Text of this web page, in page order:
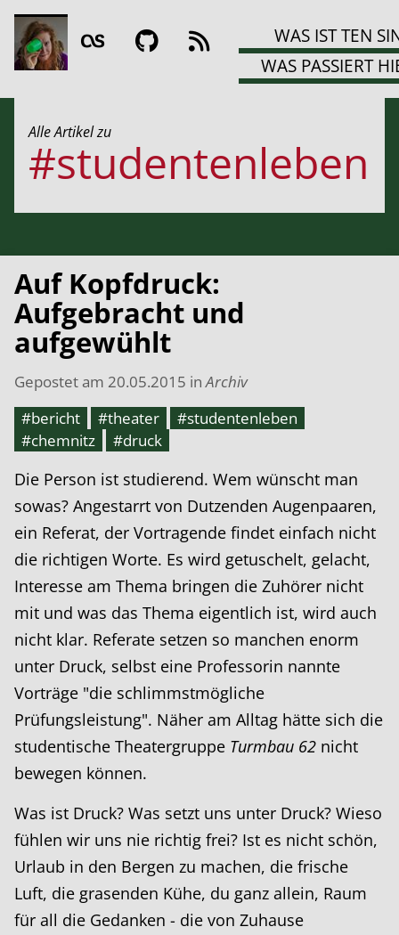
WAS IST TEN
WAS PASSIERT
Alle Artikel zu
#studentenleben
Auf Kopfdruck:
Aufgebracht und
aufgewühlt
Gepostet am 20.05.2015 inArchiv
#bericht
#theater
#studentenleben
#chemnitz
#druck
Die Person ist studierend. Wem wünscht man
sowas? Angestarrt von Dutzenden Augenpaaren,
ein Referat, der Vortragende findet einfach nicht
die richtigen Worte. Es wird getuschelt, gelacht,
Interesse am Thema bringen die Zuhörer nicht
mit und was das Thema eigentlich ist, wird auch
nicht klar. Referate setzen so manchen enorm
unter Druck, selbst eine Professorin nannte
Vorträge "die schlimmstmögliche
Prüfungsleistung". Näher am Alltag hätte sich die
studentische Theatergruppe Turmbau 62 nicht
bewegen können.
Was ist Druck? Was setzt uns unter Druck? Wieso
fühlen wir uns nie richtig frei? Ist es nicht schön,
Urlaub in den Bergen zu machen, die frische
Luft, die grasenden Kühe, du ganz allein, Raum
für all die Gedanken - die von Zuhause